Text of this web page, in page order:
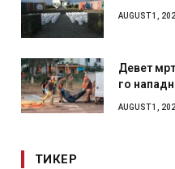
AUGUST 1,
Девет
го
AUGUST 1,
ТИКЕР